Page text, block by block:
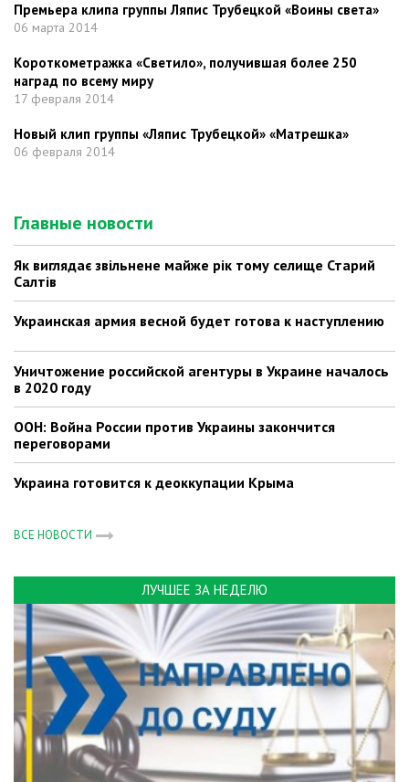
Премьера клипа группы Ляпис Трубецкой «Воины света»
06 марта 2014
Короткометражка «Светило», получившая более 250
наград по всему миру
17 февраля 2014
Новый клип группы «Ляпис Трубецкой» «Матрешка»
06 февраля 2014
Главные новости
Як виглядає звільнене майже рік тому селище Старий
Салтів
Украинская армия весной будет готова к наступлению
Уничтожение российской агентуры в Украине началось
в 2020 году
ООН: Война России против Украины закончится
переговорами
Украина готовится к деоккупации Крыма
ВСЕ НОВОСТИ
ЛУЧШЕЕ ЗА НЕДЕЛЮ